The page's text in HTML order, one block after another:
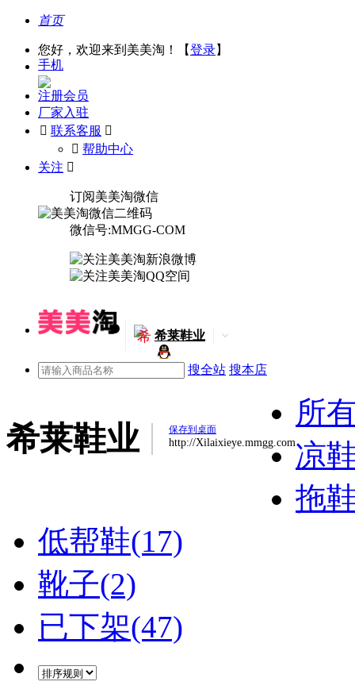
首页
您好，欢迎来到美美淘！【登录】
手机
注册会员
厂家入驻
 联系客服 
󰅃 帮助中心
关注 
订阅美美淘微信
微信号:MMGG-COM
希 希莱鞋业
搜全站 搜本店
希莱鞋业 保存到桌面
http://Xilaixieye.mmgg.com
所
凉
拖
低帮鞋(17)
靴子(2)
已下架(47)